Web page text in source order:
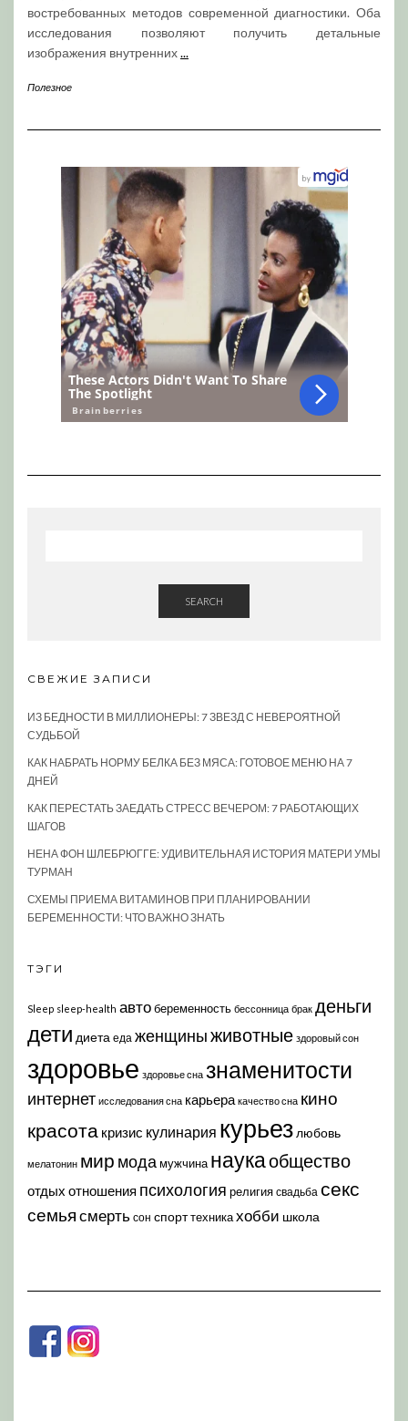
востребованных методов современной диагностики. Оба
исследования позволяют получить детальные
изображения внутренних...
Полезное
SEARCH
СВЕЖИЕ ЗАПИСИ
ИЗ БЕДНОСТИ В МИЛЛИОНЕРЫ: 7 ЗВЕЗД С НЕВЕРОЯТНОЙ
СУДЬБОЙ
КАК НАБРАТЬ НОРМУ БЕЛКА БЕЗ МЯСА: ГОТОВОЕ МЕНЮ НА 7
ДНЕЙ
КАК ПЕРЕСТАТЬ ЗАЕДАТЬ СТРЕСС ВЕЧЕРОМ: 7 РАБОТАЮЩИХ
ШАГОВ
НЕНА ФОН ШЛЕБРЮГГЕ: УДИВИТЕЛЬНАЯ ИСТОРИЯ МАТЕРИ УМЫ
ТУРМАН
СХЕМЫ ПРИЕМА ВИТАМИНОВ ПРИ ПЛАНИРОВАНИИ
БЕРЕМЕННОСТИ: ЧТО ВАЖНО ЗНАТЬ
ТЭГИ
Sleep sleep-health автобеременность бессонница брак деньги
дети диета еда женщиныживотные здоровый сон
здоровье здоровье сна знаменитости
интернет исследования сна карьера качество сна кино
красота кризис кулинария курьез любовь
мелатонин мир модамужчина наукаобщество
отдых отношения психология религия свадьба секс
семья смерть сон спорттехникахобби школа